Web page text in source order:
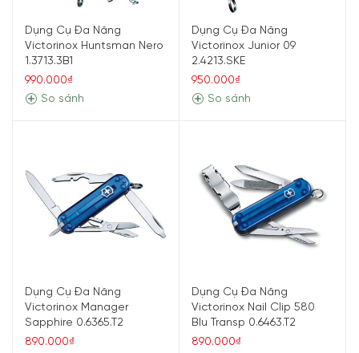
Dụng Cụ Đa Năng
Victorinox Huntsman Nero
1.3713.3B1
990.000₫
So sánh
Dụng Cụ Đa Năng
Victorinox Junior 09
2.4213.SKE
950.000₫
So sánh
Dụng Cụ Đa Năng
Victorinox Manager
Sapphire 0.6365.T2
890.000₫
Dụng Cụ Đa Năng
Victorinox Nail Clip 580
Blu Transp 0.6463.T2
890.000₫